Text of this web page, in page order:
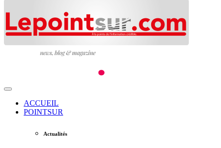
ACCUEIL
POINTSUR
Actualités